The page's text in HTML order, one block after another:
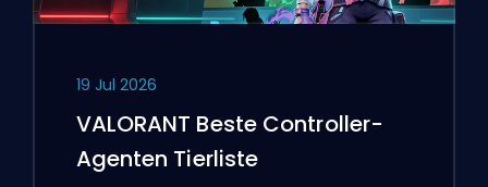
19 Jul 2026
VALORANT Beste Controller-
Agenten Tierliste